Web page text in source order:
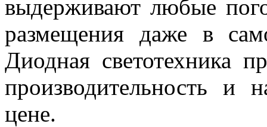
выдерживают любые
размещения даже в
Диодная светотехника
производительность и
цене.